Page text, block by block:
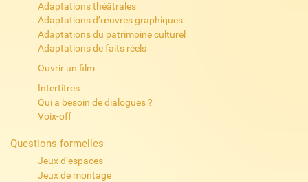
Adaptations théâtrales
Adaptations d’œuvres graphiques
Adaptations du patrimoine culturel
Adaptations de faits réels
Ouvrir un film
Intertitres
Qui a besoin de dialogues ?
Voix-off
Questions formelles
Jeux d’espaces
Jeux de montage